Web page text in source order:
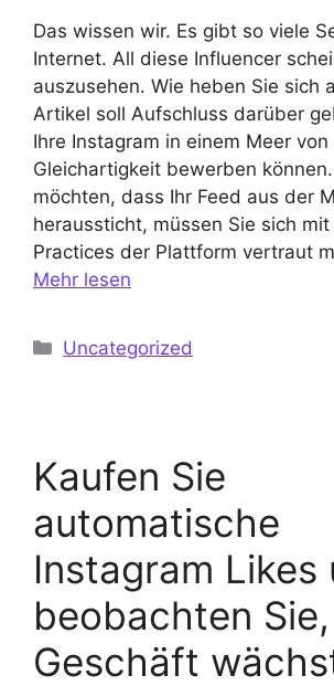
Das wissen wir. Es gibt so viele
Internet. All diese Influencer
auszusehen. Wie heben Sie sich
Artikel soll Aufschluss darüber
Ihre Instagram in einem Meer von
Gleichartigkeit bewerben
möchten, dass Ihr Feed aus der
heraussticht, müssen Sie sich
Practices der Plattform vertraut
Mehr lesen
Kategorien
Uncategorized
Kaufen Sie
automatische
Instagram Likes
beobachten
Geschäft